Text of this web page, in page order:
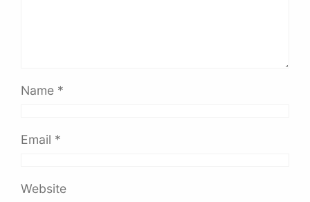
Name *
Email *
Website